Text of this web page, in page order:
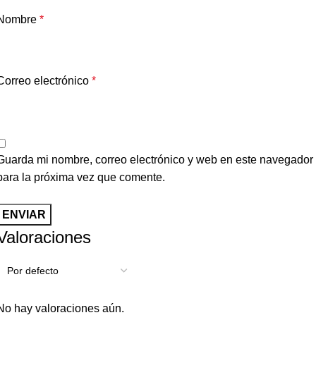
hay valoraciones aún.
*
electrónico *
mi nombre, correo electrónico y web en este navegador
la próxima vez que comente.